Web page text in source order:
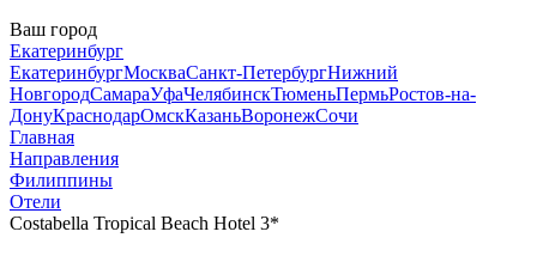
Ваш город
Екатеринбург
ЕкатеринбургМоскваСанкт-ПетербургНижний
НовгородСамараУфаЧелябинскТюменьПермьРостов-на-
ДонуКраснодарОмскКазаньВоронежСочи
Главная
Направления
Филиппины
Отели
Costabella Tropical Beach Hotel 3*